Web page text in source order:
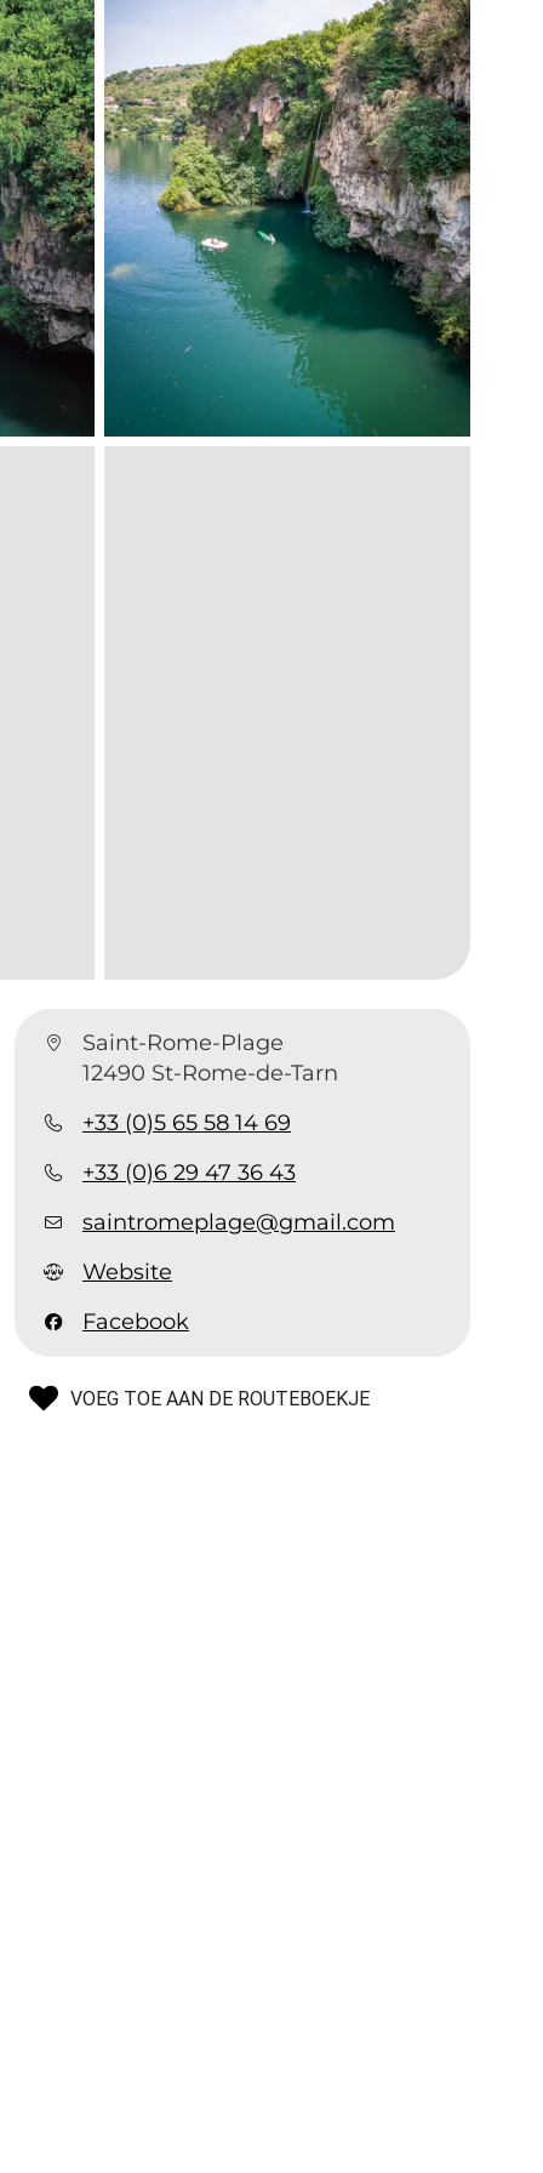
Saint-Rome-Plage
12490 St-Rome-de-Tarn
+33 (0)5 65 58 14 69
+33 (0)6 29 47 36 43
saintromeplage@gmail.com
Website
Facebook
VOEG TOE AAN DE ROUTEBOEKJE